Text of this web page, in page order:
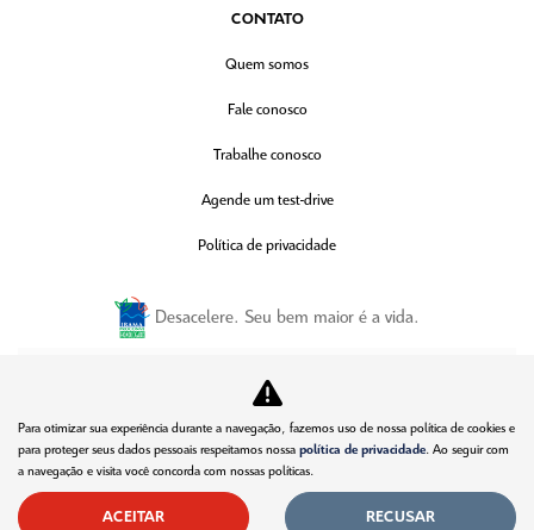
CONTATO
Quem somos
Fale conosco
Trabalhe conosco
Agende um test-drive
Política de privacidade
Desacelere. Seu bem maior é a vida.
51.718.442/0001-09
Para otimizar sua experiência durante a navegação, fazemos uso de nossa política de cookies e
para proteger seus dados pessoais respeitamos nossa política de privacidade. Ao seguir com
a navegação e visita você concorda com nossas políticas.
ACEITAR RECUSAR